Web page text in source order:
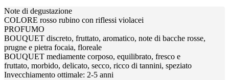
Note di degustazione
COLORE rosso rubino con riflessi violacei
PROFUMO
BOUQUET discreto, fruttato, aromatico, note di bacche rosse,
prugne e pietra focaia, floreale
BOUQUET mediamente corposo, equilibrato, fresco e
fruttato, morbido, delicato, secco, ricco di tannini, speziato
Invecchiamento ottimale: 2-5 anni